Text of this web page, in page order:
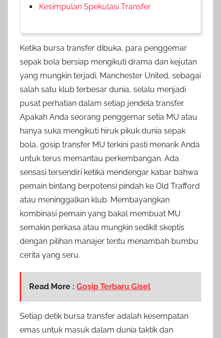
Kesimpulan Spekulasi Transfer
Ketika bursa transfer dibuka, para penggemar
sepak bola bersiap mengikuti drama dan kejutan
yang mungkin terjadi. Manchester United, sebagai
salah satu klub terbesar dunia, selalu menjadi
pusat perhatian dalam setiap jendela transfer.
Apakah Anda seorang penggemar setia MU atau
hanya suka mengikuti hiruk pikuk dunia sepak
bola, gosip transfer MU terkini pasti menarik Anda
untuk terus memantau perkembangan. Ada
sensasi tersendiri ketika mendengar kabar bahwa
pemain bintang berpotensi pindah ke Old Trafford
atau meninggalkan klub. Membayangkan
kombinasi pemain yang bakal membuat MU
semakin perkasa atau mungkin sedikit skeptis
dengan pilihan manajer tentu menambah bumbu
cerita yang seru.
Read More : Gosip Terbaru Gisel
Setiap detik bursa transfer adalah kesempatan
emas untuk masuk dalam dunia taktik dan